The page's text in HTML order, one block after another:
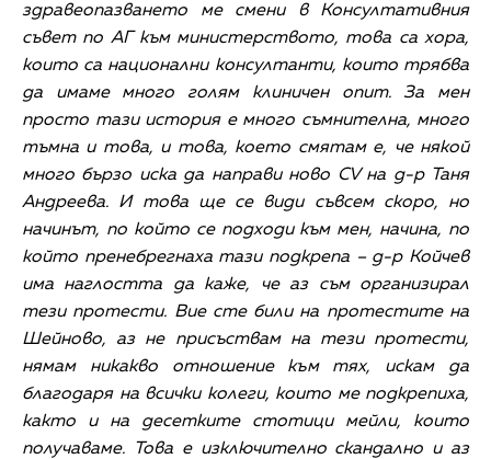
здравеопазването ме смени в Консултативния
съвет по АГ към министерството, това са хора,
които са национални консултанти, които трябва
да имаме много голям клиничен опит. За мен
просто тази история е много съмнителна, много
тъмна и това, и това, което смятам е, че някой
много бързо иска да направи ново CV на д-р Таня
Андреева. И това ще се види съвсем скоро, но
начинът, по който се подходи към мен, начина, по
който пренебрегнаха тази подкрепа – д-р Койчев
има наглостта да каже, че аз съм организирал
тези протести. Вие сте били на протестите на
Шейново, аз не присъствам на тези протести,
нямам никакво отношение към тях, искам да
благодаря на всички колеги, които ме подкрепиха,
както и на десетките стотици мейли, които
получаваме. Това е изключително скандално и аз